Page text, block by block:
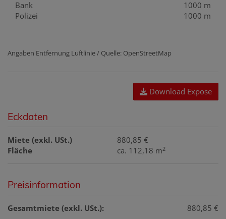
Bank
1000 m
Polizei
1000 m
Angaben Entfernung Luftlinie / Quelle: OpenStreetMap
Download Expose
Eckdaten
Miete (exkl. USt.)
880,85 €
Fläche
ca. 112,18 m2
Preisinformation
Gesamtmiete (exkl. USt.):
880,85 €